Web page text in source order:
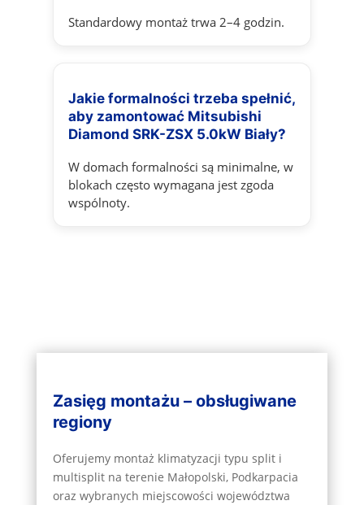
Standardowy montaż trwa 2–4 godzin.
Jakie formalności trzeba spełnić,
aby zamontować Mitsubishi
Diamond SRK-ZSX 5.0kW Biały?
W domach formalności są minimalne, w
blokach często wymagana jest zgoda
wspólnoty.
Zasięg montażu – obsługiwane
regiony
Oferujemy montaż klimatyzacji typu split i
multisplit na terenie Małopolski, Podkarpacia
oraz wybranych miejscowości województwa